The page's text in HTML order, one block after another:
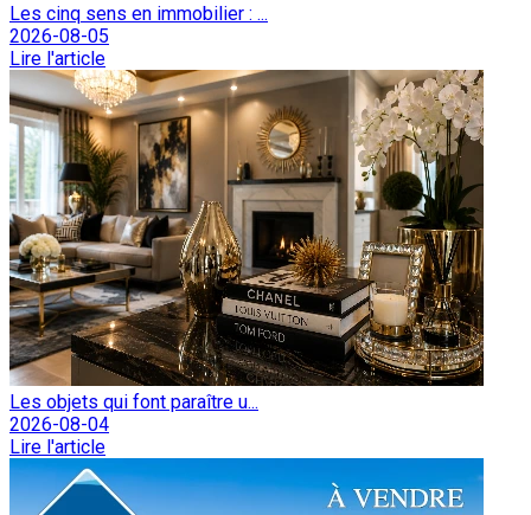
Les cinq sens en immobilier : ...
2026-08-05
Lire l'article
Les objets qui font paraître u...
2026-08-04
Lire l'article